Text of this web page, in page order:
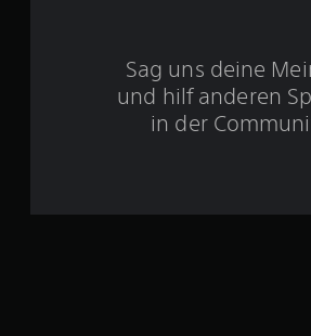
Sag uns deine
und hilf anderen
in der